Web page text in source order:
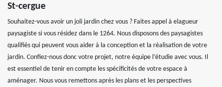
St-cergue
Souhaitez-vous avoir un joli jardin chez vous ? Faites appel à elagueur
paysagiste si vous résidez dans le 1264. Nous disposons des paysagistes
qualifiés qui peuvent vous aider à la conception et la réalisation de votre
jardin. Confiez-nous donc votre projet, notre équipe l’étudie avec vous. Il
est essentiel de tenir en compte les spécificités de votre espace à
aménager. Nous vous remettons après les plans et les perspectives